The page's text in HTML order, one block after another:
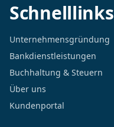
Schnelllinks
Unternehmensgründung
Bankdienstleistungen
Buchhaltung & Steuern
Über uns
Kundenportal